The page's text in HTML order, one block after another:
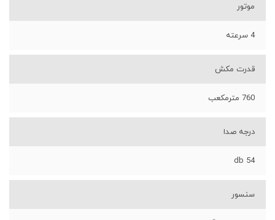
موتور
4 سرعته
قدرت مکش
760 مترمکعب
درجه صدا
54 db
سنسور